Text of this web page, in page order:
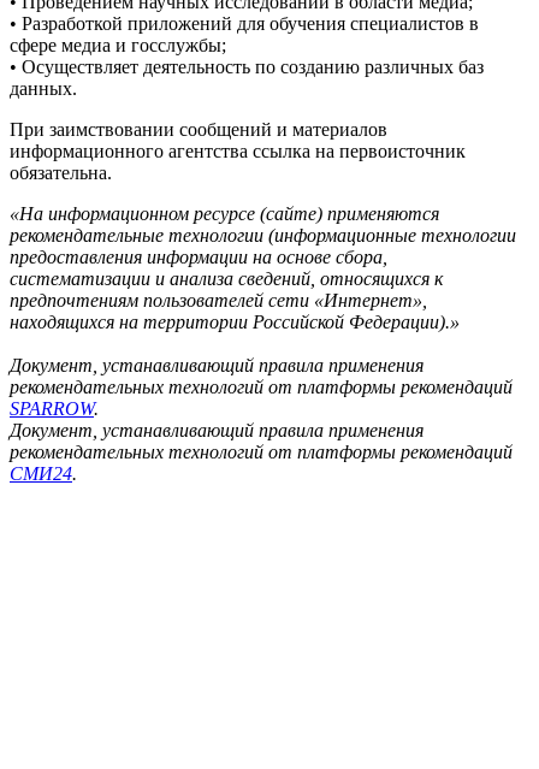
• Разработкой приложений для обучения специалистов в
сфере медиа и госслужбы;
• Осуществляет деятельность по созданию различных баз
данных.
При заимствовании сообщений и материалов
информационного агентства ссылка на первоисточник
обязательна.
«На информационном ресурсе (сайте) применяются
рекомендательные технологии (информационные технологии
предоставления информации на основе сбора,
систематизации и анализа сведений, относящихся к
предпочтениям пользователей сети «Интернет»,
находящихся на территории Российской Федерации).»
Документ, устанавливающий правила применения
рекомендательных технологий от платформы рекомендаций
SPARROW.
Документ, устанавливающий правила применения
рекомендательных технологий от платформы рекомендаций
СМИ24.